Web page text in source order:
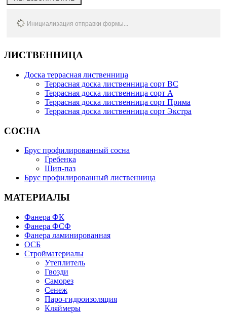
Инициализация отправки формы...
ЛИСТВЕННИЦА
Доска террасная лиственница
Террасная доска лиственница сорт BC
Террасная доска лиственница сорт А
Террасная доска лиственница сорт Прима
Террасная доска лиственница сорт Экстра
СОСНА
Брус профилированный сосна
Гребенка
Шип-паз
Брус профилированный лиственница
МАТЕРИАЛЫ
Фанера ФК
Фанера ФСФ
Фанера ламинированная
ОСБ
Стройматериалы
Утеплитель
Гвозди
Саморез
Сенеж
Паро-гидроизоляция
Кляймеры